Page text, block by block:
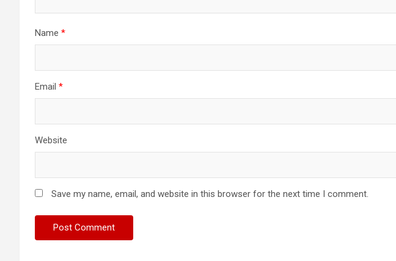
Name *
Email *
Website
Save my name, email, and website in this browser for the next time I comment.